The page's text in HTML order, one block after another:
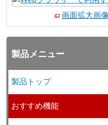
画面拡大画
製品メニュー
製品トップ
おすすめ機能